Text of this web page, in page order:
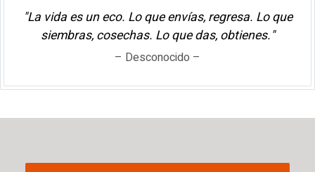
"La vida es un eco. Lo que envías, regresa. Lo que
siembras, cosechas. Lo que das, obtienes."
– Desconocido –